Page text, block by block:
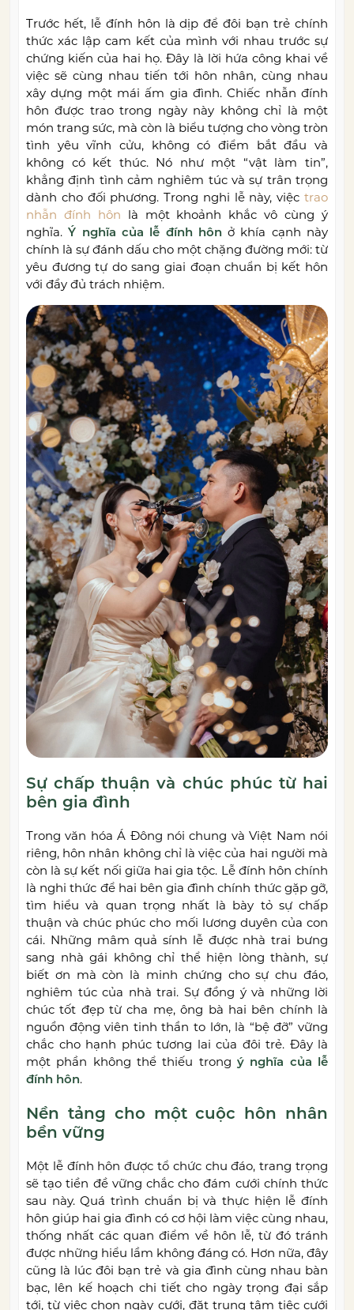
Trước hết, lễ đính hôn là dịp để đôi bạn trẻ chính
thức xác lập cam kết của mình với nhau trước sự
chứng kiến của hai họ. Đây là lời hứa công khai về
việc sẽ cùng nhau tiến tới hôn nhân, cùng nhau
xây dựng một mái ấm gia đình. Chiếc nhẫn đính
hôn được trao trong ngày này không chỉ là một
món trang sức, mà còn là biểu tượng cho vòng tròn
tình yêu vĩnh cửu, không có điểm bắt đầu và
không có kết thúc. Nó như một “vật làm tin”,
khẳng định tình cảm nghiêm túc và sự trân trọng
dành cho đối phương. Trong nghi lễ này, việc trao
nhẫn đính hôn là một khoảnh khắc vô cùng ý
nghĩa.Ý nghĩa của lễ đính hôn ở khía cạnh này
chính là sự đánh dấu cho một chặng đường mới: từ
yêu đương tự do sang giai đoạn chuẩn bị kết hôn
với đầy đủ trách nhiệm.
Sự chấp thuận và chúc phúc từ hai
bên gia đình
Trong văn hóa Á Đông nói chung và Việt Nam nói
riêng, hôn nhân không chỉ là việc của hai người mà
còn là sự kết nối giữa hai gia tộc. Lễ đính hôn chính
là nghi thức để hai bên gia đình chính thức gặp gỡ,
tìm hiểu và quan trọng nhất là bày tỏ sự chấp
thuận và chúc phúc cho mối lương duyên của con
cái. Những mâm quả sính lễ được nhà trai bưng
sang nhà gái không chỉ thể hiện lòng thành, sự
biết ơn mà còn là minh chứng cho sự chu đáo,
nghiêm túc của nhà trai. Sự đồng ý và những lời
chúc tốt đẹp từ cha mẹ, ông bà hai bên chính là
nguồn động viên tinh thần to lớn, là “bệ đỡ” vững
chắc cho hạnh phúc tương lai của đôi trẻ. Đây là
một phần không thể thiếu trong ý nghĩa của lễ
đính hôn.
Nền tảng cho một cuộc hôn nhân
bền vững
Một lễ đính hôn được tổ chức chu đáo, trang trọng
sẽ tạo tiền đề vững chắc cho đám cưới chính thức
sau này. Quá trình chuẩn bị và thực hiện lễ đính
hôn giúp hai gia đình có cơ hội làm việc cùng nhau,
thống nhất các quan điểm về hôn lễ, từ đó tránh
được những hiểu lầm không đáng có. Hơn nữa, đây
cũng là lúc đôi bạn trẻ và gia đình cùng nhau bàn
bạc, lên kế hoạch chi tiết cho ngày trọng đại sắp
tới, từ việc chọn ngày cưới, đặt trung tâm tiệc cưới